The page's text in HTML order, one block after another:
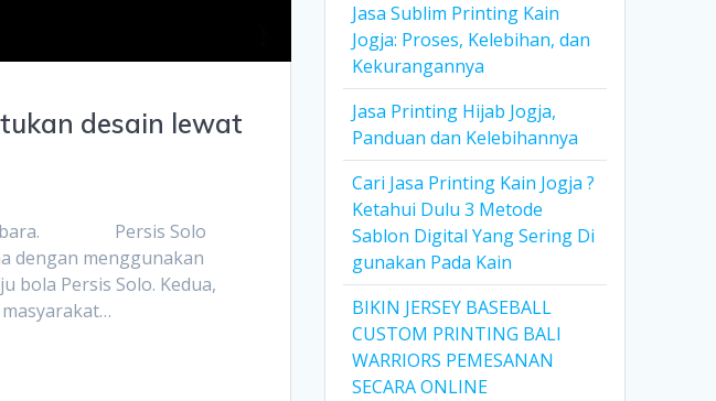
desain lewat
Persis Solo
dengan menggunakan
bola Persis Solo. Kedua,
Jasa Sublim Printing Kain
Jogja: Proses, Kelebihan, dan
Kekurangannya
Jasa Printing Hijab Jogja,
Panduan dan Kelebihannya
Cari Jasa Printing Kain Jogja ?
Ketahui Dulu 3 Metode
Sablon Digital Yang Sering Di
gunakan Pada Kain
BIKIN JERSEY BASEBALL
CUSTOM PRINTING BALI
WARRIORS PEMESANAN
SECARA ONLINE